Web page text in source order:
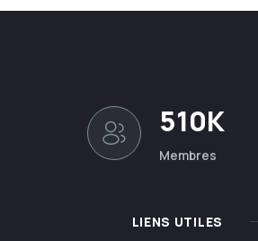
510K
Membres
LIENS UTILES